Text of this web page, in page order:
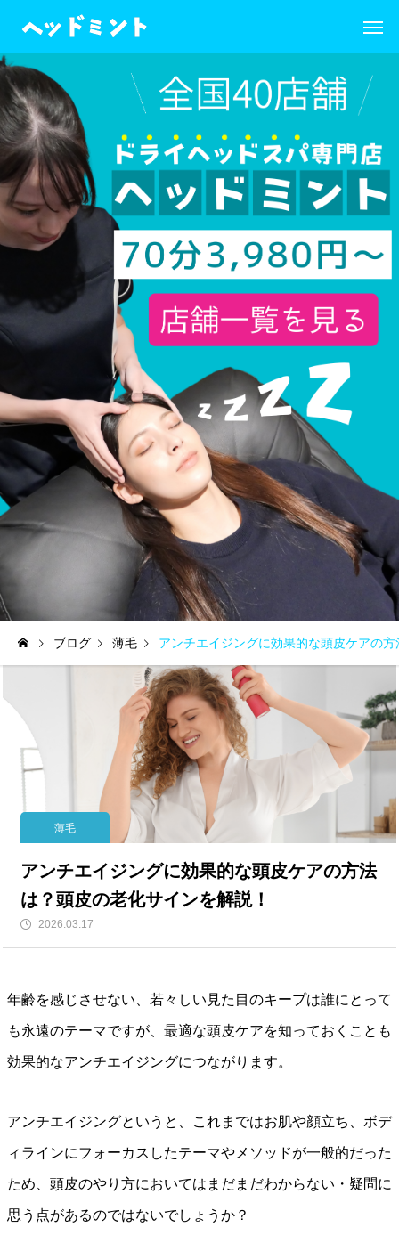
ブログ 薄毛 アンチエイジングに効果的な頭皮ケアの
薄毛
アンチエイジングに効果的な頭皮ケアの方法
は？頭皮の老化サインを解説！
2026.03.17
年齢を感じさせない、若々しい見た目のキープは誰にとって
も永遠のテーマですが、最適な頭皮ケアを知っておくことも
効果的なアンチエイジングにつながります。
アンチエイジングというと、これまではお肌や顔立ち、ボデ
ィラインにフォーカスしたテーマやメソッドが一般的だった
ため、頭皮のやり方においてはまだまだわからない・疑問に
思う点があるのではないでしょうか？